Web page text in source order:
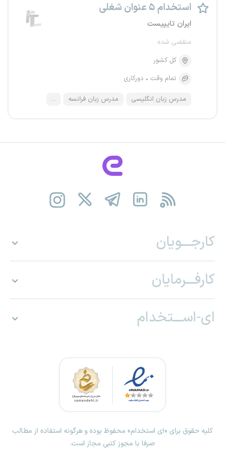
استخدام ۵ عنوان شغلی
ایران تایپیست
منقضی شده
کل کشور
تمام وقت
دورکاری
مدرس زبان انگلیسی مدرس زبان فرانسه ...
کارجـــویان
کارفـــرمایان
ای-اســـتخدام
کلیه حقوق برای «ای استخدام» محفوظ بوده و هرگونه استفاده از مطالب
صرفا با مجوز کتبی مجاز است.